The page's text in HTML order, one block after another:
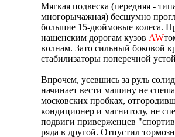
Мягкая подвеска (передняя -
многорычажная) бесшумно
большие 15-дюймовые колеса.
нашенским дорогам кузов AW
волнам. Зато сильный боковой
стабилизаторы поперечной
Впрочем, усевшись за руль
начинает вести машину не
московских пробках,
кондиционер и магнитолу, не
подвиги приверженцев
ряда в другой. Отпустил